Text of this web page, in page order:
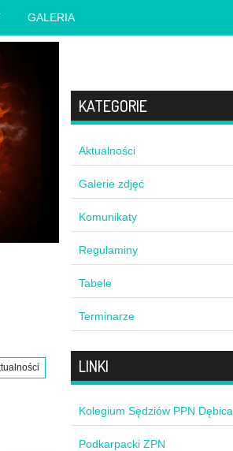
GALERIA
KATEGORIE
Aktualności
Galerie zdjęć
Komunikaty
Regulaminy
Tabele
Terminarze
LINKI
Kolegium Sędziów PPN Dębica
Podkarpacki ZPN